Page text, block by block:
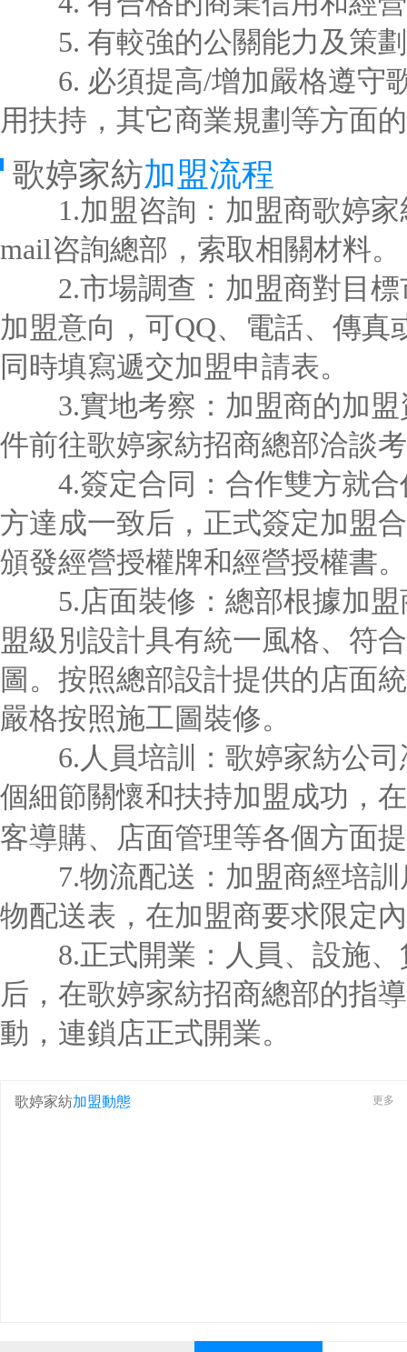
5. 有較強的公關能力及策劃
6. 必須提高/增加嚴格遵守
用扶持，其它商業規劃等方面
歌婷家紡加盟流程
1.加盟咨詢：加盟商歌婷家
mail咨詢總部，索取相關材料。
2.市場調查：加盟商對目標
加盟意向，可QQ、電話、傳
同時填寫遞交加盟申請表。
3.實地考察：加盟商的加盟
件前往歌婷家紡招商總部洽談
4.簽定合同：合作雙方就合
方達成一致后，正式簽定加盟
頒發經營授權牌和經營授權書。
5.店面裝修：總部根據加盟
盟級別設計具有統一風格、符
圖。按照總部設計提供的店面
嚴格按照施工圖裝修。
6.人員培訓：歌婷家紡公司
個細節關懷和扶持加盟成功，
客導購、店面管理等各個方面
7.物流配送：加盟商經培訓
物配送表，在加盟商要求限定
8.正式開業：人員、設施、
后，在歌婷家紡招商總部的指
動，連鎖店正式開業。
歌婷家紡加盟動態 更多